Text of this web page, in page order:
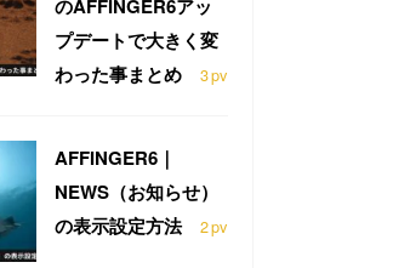
のAFFINGER6アッ
プデートで大きく変
わった事まとめ
3pv
AFFINGER6｜
NEWS（お知らせ）
の表示設定方法
2pv